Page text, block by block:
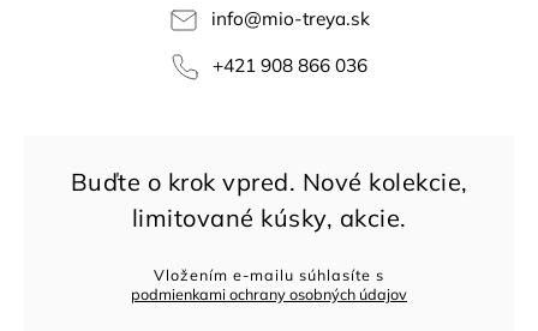
info@mio-treya.sk
+421 908 866 036
Vložením e-mailu súhlasíte s
podmienkami ochrany osobných údajov